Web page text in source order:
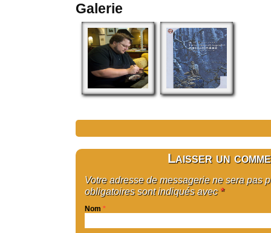
Galerie
Laisser un
Votre adresse de messagerie ne sera pas
obligatoires sont indiqués avec *
Nom *